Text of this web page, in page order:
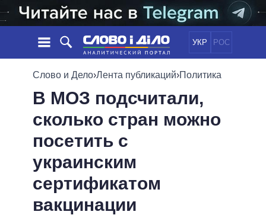
УКР РОС
НОВОСТИ
ЛЕНТА
СОБЫТИЯ
СТАТЬИ
ОБЗОРЫ
ДАЙДЖЕСТЫ
ПОЛИТИКА
ЭКОНОМИКА
ОБЕЩАНИЯ
ПОЛИТИКИ
ПРЕЗИДЕНТ И ОФИС
ВЕРХОВНАЯ РАДА
КАБИНЕТ МИНИСТРОВ
ВИДЕО
ПОДДЕРЖАТЬ
Слово и Дело›Лента публикаций›Политика
В МОЗ подсчитали,
сколько стран можно
посетить с
украинским
сертификатом
вакцинации